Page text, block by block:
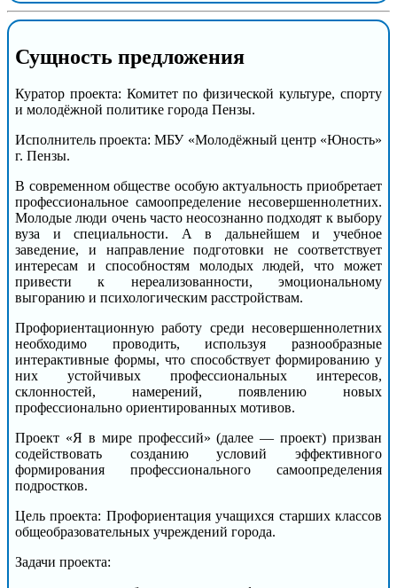
Сущность предложения
Куратор проекта: Комитет по физической культуре, спорту
и молодёжной политике города Пензы.
Исполнитель проекта: МБУ «Молодёжный центр «Юность»
г. Пензы.
В современном обществе особую актуальность приобретает
профессиональное самоопределение несовершеннолетних.
Молодые люди очень часто неосознанно подходят к выбору
вуза и специальности. А в дальнейшем и учебное
заведение, и направление подготовки не соответствует
интересам и способностям молодых людей, что может
привести к нереализованности, эмоциональному
выгоранию и психологическим расстройствам.
Профориентационную работу среди несовершеннолетних
необходимо проводить, используя разнообразные
интерактивные формы, что способствует формированию у
них устойчивых профессиональных интересов,
склонностей, намерений, появлению новых
профессионально ориентированных мотивов.
Проект «Я в мире профессий» (далее — проект) призван
содействовать созданию условий эффективного
формирования профессионального самоопределения
подростков.
Цель проекта: Профориентация учащихся старших классов
общеобразовательных учреждений города.
Задачи проекта: